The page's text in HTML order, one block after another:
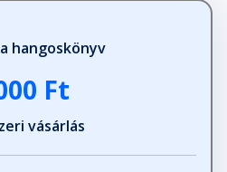
hangoskönyv
Ft
vásárlás